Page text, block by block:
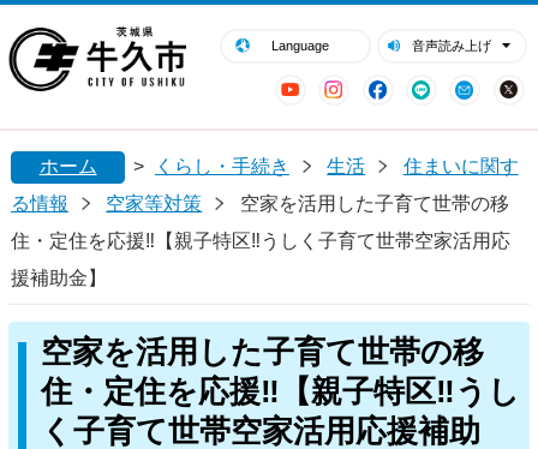
Language 音声読み上げ
YouTubeInstagram
Facebook
LINE Mail
閉じる
ホーム > くらし・手続き 生活
住まいに関す
る情報
空家等対策
空家を活用した子育て世帯の移
住・定住を応援‼【親子特区‼うしく子育て世帯空家活用応
援補助金】
空家を活用した子育て世帯の移
住・定住を応援‼【親子特区‼うし
く子育て世帯空家活用応援補助